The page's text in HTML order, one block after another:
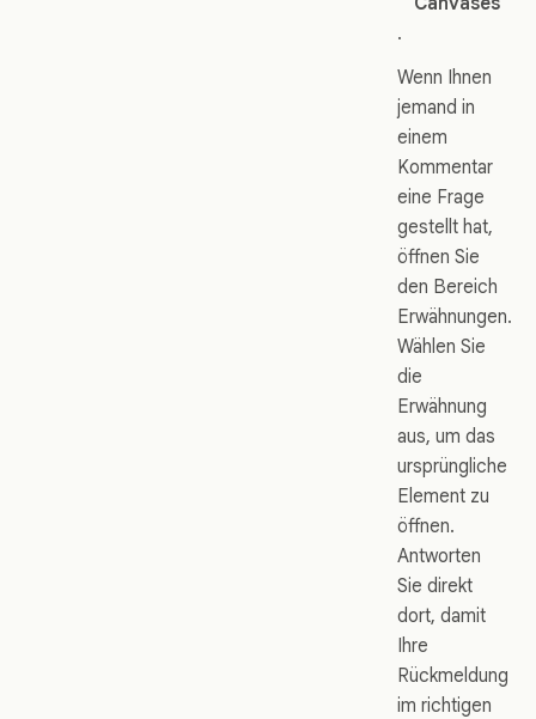
.
Wenn Ihnen
jemand in
einem
Kommentar
eine Frage
gestellt hat,
öffnen Sie
den Bereich
Erwähnungen.
Wählen Sie
die
Erwähnung
aus, um das
ursprüngliche
Element zu
öffnen.
Antworten
Sie direkt
dort, damit
Ihre
Rückmeldung
im richtigen